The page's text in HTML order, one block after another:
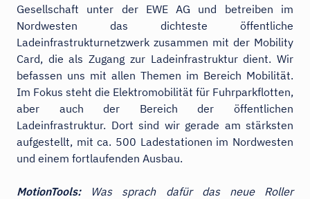
Gesellschaft unter der EWE AG und betreiben im
Nordwesten das dichteste öffentliche
Ladeinfrastrukturnetzwerk zusammen mit der Mobility
Card, die als Zugang zur Ladeinfrastruktur dient. Wir
befassen uns mit allen Themen im Bereich Mobilität.
Im Fokus steht die Elektromobilität für Fuhrparkflotten,
aber auch der Bereich der öffentlichen
Ladeinfrastruktur. Dort sind wir gerade am stärksten
aufgestellt, mit ca. 500 Ladestationen im Nordwesten
und einem fortlaufenden Ausbau.
MotionTools:
Was sprach dafür das neue Roller